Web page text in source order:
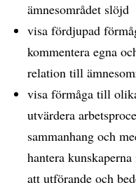
ämnesområdet slöjd
visa fördjupad
kommentera egna
relation till
visa förmåga till
utvärdera
sammanhang och
hantera
att utförande och